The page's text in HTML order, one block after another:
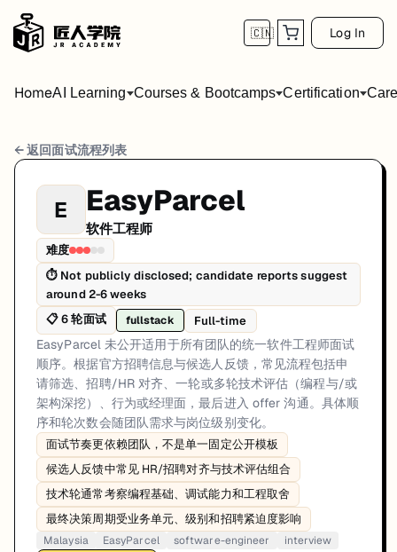
🇨🇳 Log In
HomeAI Learning Courses & Bootcamps Certification
EasyParcel 软件工程师 面试流程
岗位方向: fullstack
EasyParcel 未公开适用于所有团队的统一软件工程师面试顺序。根据
EasyParcel的软件工程师面试共6轮，以下是每轮面试的详细流程和准
第1轮 (Varies): 候选人通常通过官方招聘渠道申请。第一关是
面试亮点: Interview sequencing is team-dependent rather than a
标签: Malaysia, EasyParcel, software-engineer, interview
← 返回面试流程列表
E EasyParcel
软件工程师
难度
⏱ Not publicly disclosed; candidate reports suggest
around 2-6 weeks
📋6轮面试 fullstack Full-time
EasyParcel 未公开适用于所有团队的统一软件工程师面试
顺序。根据官方招聘信息与候选人反馈，常见流程包括申
请筛选、招聘/HR 对齐、一轮或多轮技术评估（编程与/或
架构深挖）、行为或经理面，最后进入 offer 沟通。具体顺
序和轮次数会随团队需求与岗位级别变化。
面试节奏更依赖团队，不是单一固定公开模板
候选人反馈中常见 HR/招聘对齐与技术评估组合
技术轮通常考察编程基础、调试能力和工程取舍
最终决策周期受业务单元、级别和招聘紧迫度影响
Malaysia EasyParcel software-engineer
interview